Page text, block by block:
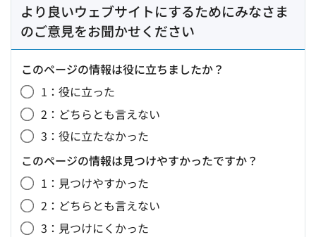
より良いウェブサイトにするためにみなさま
のご意見をお聞かせください
このページの情報は役に立ちましたか？
1：役に立った
2：どちらとも言えない
3：役に立たなかった
このページの情報は見つけやすかったですか？
1：見つけやすかった
2：どちらとも言えない
3：見つけにくかった